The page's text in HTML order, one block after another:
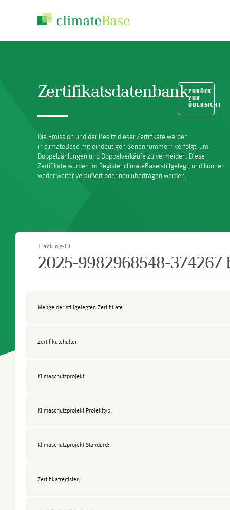
Zertifikatsdatenbank
Die Emission und der Besitz dieser Zertifikate werden
in climateBase mit eindeutigen Seriennummern verfolgt, um
Doppelzählungen und Doppelverkäufe zu vermeiden. Diese
Zertifikate wurden im Register climateBase stillgelegt, und können
weder weiter veräußert oder neu übertragen werden.
ZURÜCK
ZUR
ÜBERSICHT
Tracking-ID
2025-9982968548-374267
Menge der stillgelegten Zertifikate:
Zertifikatehalter:
Klimaschutzprojekt:
Klimaschutzprojekt Projekttyp:
Klimaschutzprojekt Standard:
Zertifikatregister: